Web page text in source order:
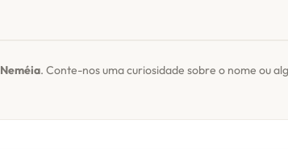
Neméia. Conte-nos uma curiosidade sobre o nome ou